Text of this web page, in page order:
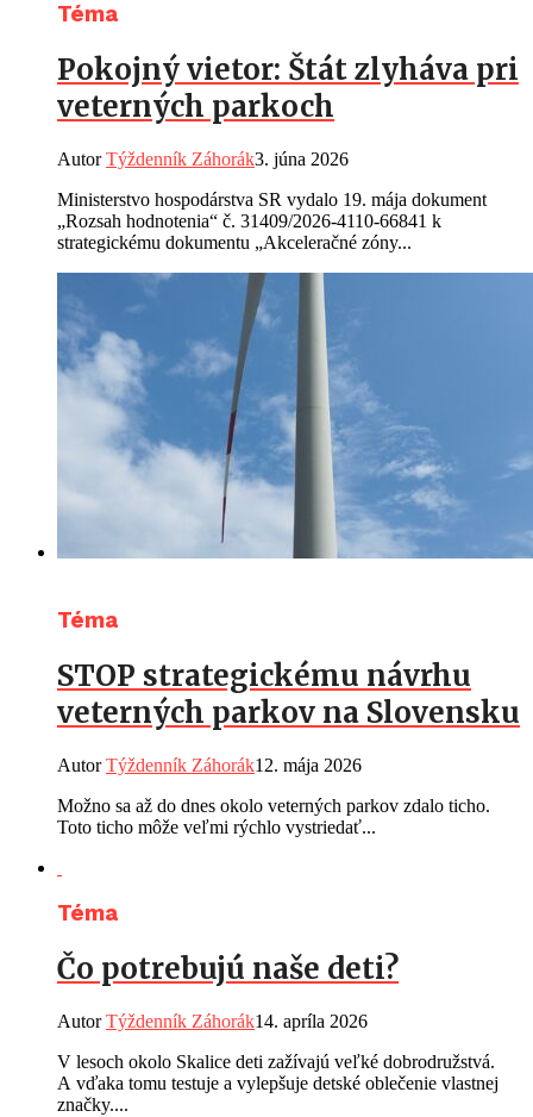
Téma
Pokojný vietor: Štát zlyháva pri
veterných parkoch
AutorTýždenník Záhorák3. júna 2026
Ministerstvo hospodárstva SR vydalo 19. mája dokument
„Rozsah hodnotenia“ č. 31409/2026-4110-66841 k
strategickému dokumentu „Akceleračné zóny...
Téma
STOP strategickému návrhu
veterných parkov na Slovensku
AutorTýždenník Záhorák12. mája 2026
Možno sa až do dnes okolo veterných parkov zdalo ticho.
Toto ticho môže veľmi rýchlo vystriedať...
Téma
Čo potrebujú naše deti?
AutorTýždenník Záhorák14. apríla 2026
V lesoch okolo Skalice deti zažívajú veľké dobrodružstvá.
A vďaka tomu testuje a vylepšuje detské oblečenie vlastnej
značky....